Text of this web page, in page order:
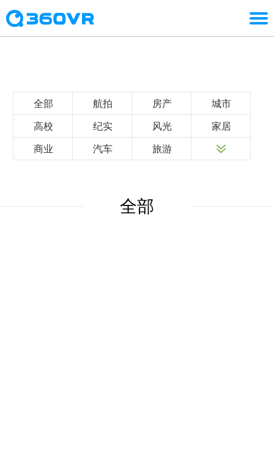
全部 航拍 房产 城市
高校 纪实 风光 家居
商业 汽车 旅游
全部